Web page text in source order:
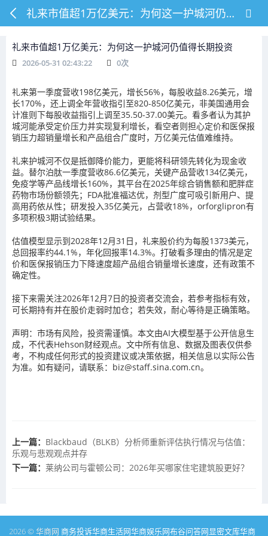
礼来市值超1万亿美元：为何这一护城河仍值得长期投资
礼来市值超1万亿美元：为何这一护城河仍值得长期投资
2026-05-31 02:43:22 0次
礼来第一季度营收198亿美元，增长56%，每股收益8.26美元，增
长170%，还上调全年营收指引至820-850亿美元，非美国通用会
计准则下每股收益指引上调至35.50-37.00美元。看多者认为其护
城河能承受定价压力并实现复利增长，看空者则担心定价和医保报
销压力超销量增长和产品组合广度时，万亿美元估值难维持。
礼来护城河不仅是抵御降价能力，更能将科研领先转化为现金收
益。替尔泊肽一季度营收86.6亿美元，关键产品营收134亿美元，
免疫学等产品线增长160%，其平台在2025年综合销售额和肥胖症
药物市场份额领先；FDA批准福达优，剂型广度可吸引新用户、提
高用药依从性；研发投入35亿美元，占营收18%，orforglipron有
多项积极3期试验结果。
估值模型显示到2028年12月31日，礼来股价约为每股1373美元，
总回报率约44.1%，年化回报率14.3%。打破看多理由的情况是定
价和医保报销压力下降速度超产品组合销量增长速度，还有政策不
确定性。
接下来需关注2026年12月7日的投资者交流会，若参考指标有效，
可长期持有并在股价走弱时加仓；若失效，耐心等待是正确策略。
声明：市场有风险，投资需谨慎。本文由AI大模型基于公开信息生
成，不代表Hehson财经观点。文中所有信息、数据及图表仅供参
考，不构成任何形式的投资建议或决策依据，相关信息以实际公告
为准。如有疑问，请联系：biz@staff.sina.com.cn。
上一篇： Blackbaud（BLKB）分析师重新评估执行情况与估值：
乐观与悲观观点并存
下一篇： 莱纳公司与霍顿公司：2026年买哪家住宅建筑股更好？
2026 © 华商网 商务投诉华商生活网华商娱乐网布谷问答网显密文库华商